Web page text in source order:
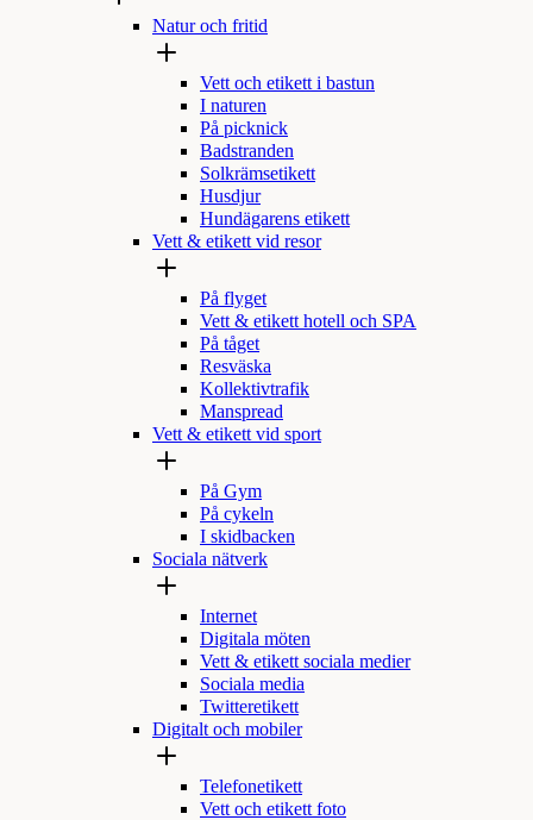
Natur och fritid
Vett och etikett i bastun
I naturen
På picknick
Badstranden
Solkrämsetikett
Husdjur
Hundägarens etikett
Vett & etikett vid resor
På flyget
Vett & etikett hotell och SPA
På tåget
Resväska
Kollektivtrafik
Manspread
Vett & etikett vid sport
På Gym
På cykeln
I skidbacken
Sociala nätverk
Internet
Digitala möten
Vett & etikett sociala medier
Sociala media
Twitteretikett
Digitalt och mobiler
Telefonetikett
Vett och etikett foto